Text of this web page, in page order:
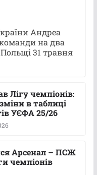
Андреа
на два
31 травня
Лігу чемпіонів:
в таблиці
УЄФА 25/26
Арсенал – ПСЖ
чемпіонів